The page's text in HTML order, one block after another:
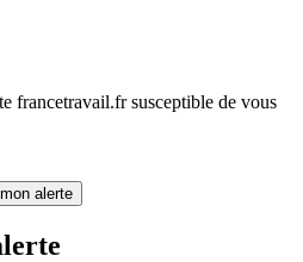
francetravail.fr susceptible de vous
alerte